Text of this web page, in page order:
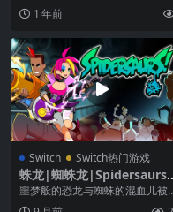
是一款具有复古风格的俯视视角解
谜探险游戏。玩家将...
1 年前
Switch Switch热门游戏
蛛龙|蜘蛛龙|Spidersaurs
文
噩梦般的恐龙与蜘蛛的混血儿被
为“蛛龙”，他们已经乱了阵脚！你